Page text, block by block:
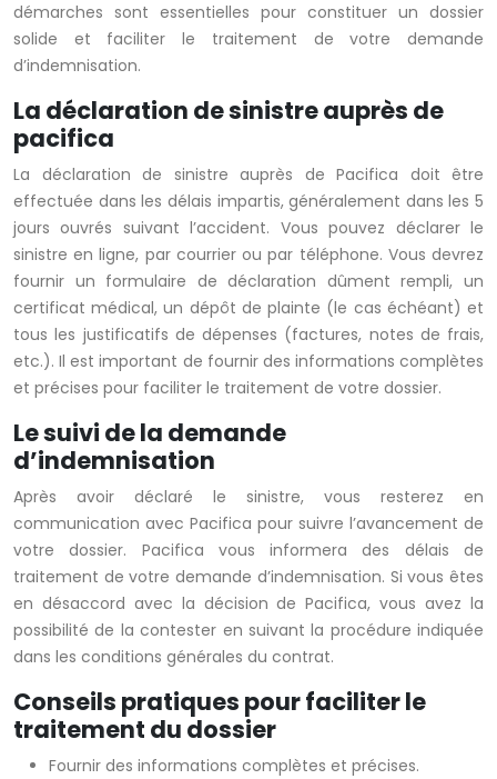
démarches sont essentielles pour constituer un dossier
solide et faciliter le traitement de votre demande
d’indemnisation.
La déclaration de sinistre auprès de
pacifica
La déclaration de sinistre auprès de Pacifica doit être
effectuée dans les délais impartis, généralement dans les 5
jours ouvrés suivant l’accident. Vous pouvez déclarer le
sinistre en ligne, par courrier ou par téléphone. Vous devrez
fournir un formulaire de déclaration dûment rempli, un
certificat médical, un dépôt de plainte (le cas échéant) et
tous les justificatifs de dépenses (factures, notes de frais,
etc.). Il est important de fournir des informations complètes
et précises pour faciliter le traitement de votre dossier.
Le suivi de la demande
d’indemnisation
Après avoir déclaré le sinistre, vous resterez en
communication avec Pacifica pour suivre l’avancement de
votre dossier. Pacifica vous informera des délais de
traitement de votre demande d’indemnisation. Si vous êtes
en désaccord avec la décision de Pacifica, vous avez la
possibilité de la contester en suivant la procédure indiquée
dans les conditions générales du contrat.
Conseils pratiques pour faciliter le
traitement du dossier
Fournir des informations complètes et précises.